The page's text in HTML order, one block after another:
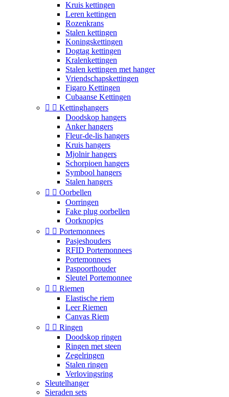
Kruis kettingen
Leren kettingen
Rozenkrans
Stalen kettingen
Koningskettingen
Dogtag kettingen
Kralenkettingen
Stalen kettingen met hanger
Vriendschapskettingen
Figaro Kettingen
Cubaanse Kettingen
  Kettinghangers
Doodskop hangers
Anker hangers
Fleur-de-lis hangers
Kruis hangers
Mjolnir hangers
Schorpioen hangers
Symbool hangers
Stalen hangers
  Oorbellen
Oorringen
Fake plug oorbellen
Oorknopjes
  Portemonnees
Pasjeshouders
RFID Portemonnees
Portemonnees
Paspoorthouder
Sleutel Portemonnee
  Riemen
Elastische riem
Leer Riemen
Canvas Riem
  Ringen
Doodskop ringen
Ringen met steen
Zegelringen
Stalen ringen
Verlovingsring
Sleutelhanger
Sieraden sets